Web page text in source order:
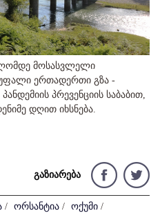
მოსასვლელი
ერთადერთი გზა -
პრევენციის საბაბით,
დღით იხსნება.
გაზიარება
/ ორსანტია / ოქუმი /